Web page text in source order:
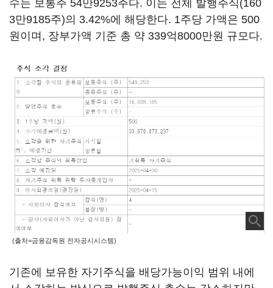
수는 보통주 54만9253주다. 이는 전체 발행주식(160
3만9185주)의 3.42%에 해당한다. 1주당 가액은 500
원이며, 장부가액 기준 총 약 339억8000만원 규모다.
(출처=금융감독원 전자공시시스템)
기존에 보유한 자기주식을 배당가능이익 범위 내에